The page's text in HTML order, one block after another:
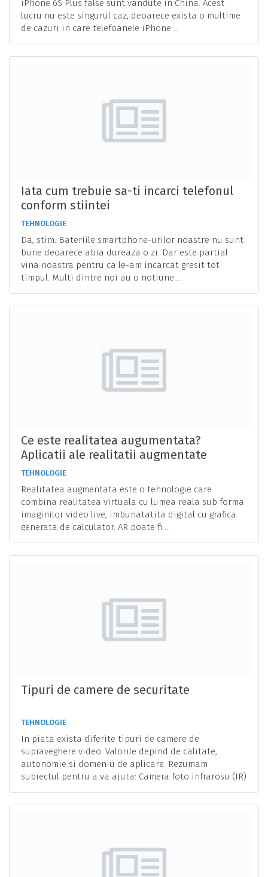
iPhone 6S Plus false sunt vandute in China. Acest
lucru nu este singurul caz, deoarece exista o multime
de cazuri in care telefoanele iPhone ...
Iata cum trebuie sa-ti incarci telefonul
conform stiintei
TEHNOLOGIE
Da, stim. Bateriile smartphone-urilor noastre nu sunt
bune deoarece abia dureaza o zi. Dar este partial
vina noastra pentru ca le-am incarcat gresit tot
timpul. Multi dintre noi au o notiune ...
Ce este realitatea augumentata?
Aplicatii ale realitatii augmentate
TEHNOLOGIE
Realitatea augmentata este o tehnologie care
combina realitatea virtuala cu lumea reala sub forma
imaginilor video live, imbunatatita digital cu grafica
generata de calculator. AR poate fi ...
Tipuri de camere de securitate
TEHNOLOGIE
In piata exista diferite tipuri de camere de
supraveghere video. Valorile depind de calitate,
autonomie si domeniu de aplicare. Rezumam
subiectul pentru a va ajuta: Camera foto infrarosu (IR)